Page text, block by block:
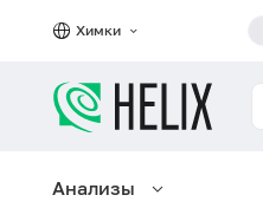
Химки
Анализы